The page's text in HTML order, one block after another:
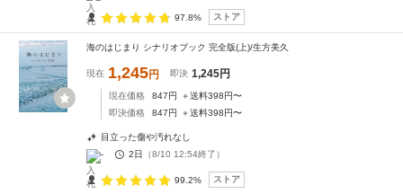
97.8% ストア
海のはじまり シナリオブック 完全版(上)/生方美久
現在 1,245円 即決 1,245円
現在価格 847円 ＋送料398円〜
即決価格
847円 ＋送料398円〜
目立った傷や汚れなし
-
2日 （8/10 12:54終了）
99.2% ストア